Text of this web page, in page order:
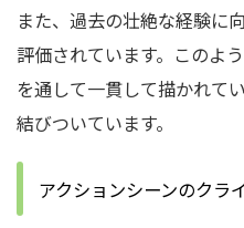
また、過去の壮絶な経験に
評価されています。このよ
を通して一貫して描かれて
結びついています。
アクションシーンのクラ